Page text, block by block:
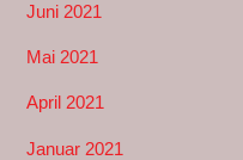
Juni 2021
Mai 2021
April 2021
Januar 2021